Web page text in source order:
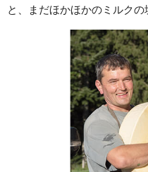
と、まだほかほかのミルクの